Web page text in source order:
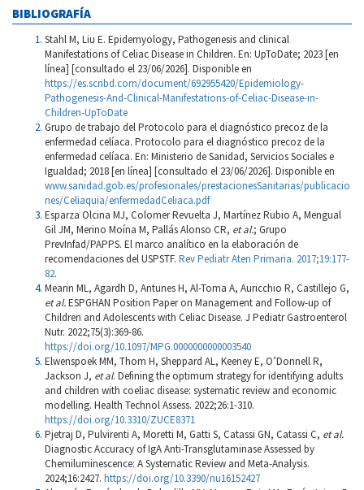
BIBLIOGRAFÍA
Stahl M, Liu E. Epidemyology, Pathogenesis and clinical
Manifestations of Celiac Disease in Children. En: UpToDate; 2023 [en
línea] [consultado el 23/06/2026]. Disponible en
https://es.scribd.com/document/692955420/Epidemiology-
Pathogenesis-And-Clinical-Manifestations-of-Celiac-Disease-in-
Children-UpToDate
Grupo de trabajo del Protocolo para el diagnóstico precoz de la
enfermedad celíaca. Protocolo para el diagnóstico precoz de la
enfermedad celíaca. En: Ministerio de Sanidad, Servicios Sociales e
Igualdad; 2018 [en línea] [consultado el 23/06/2026]. Disponible en
www.sanidad.gob.es/profesionales/prestacionesSanitarias/publicacio
nes/Celiaquia/enfermedadCeliaca.pdf
Esparza Olcina MJ, Colomer Revuelta J, Martínez Rubio A, Mengual
Gil JM, Merino Moína M, Pallás Alonso CR, et al.; Grupo
PrevInfad/PAPPS. El marco analítico en la elaboración de
recomendaciones del USPSTF. Rev Pediatr Aten Primaria. 2017;19:177-
82.
Mearin ML, Agardh D, Antunes H, Al-Toma A, Auricchio R, Castillejo G,
et al.ESPGHAN Position Paper on Management and Follow-up of
Children and Adolescents with Celiac Disease. J Pediatr Gastroenterol
Nutr. 2022;75(3):369-86.
https://doi.org/10.1097/MPG.0000000000003540
Elwenspoek MM, Thom H, Sheppard AL, Keeney E, O’Donnell R,
Jackson J, et al. Defining the optimum strategy for identifying adults
and children with coeliac disease: systematic review and economic
modelling. Health Technol Assess. 2022;26:1-310.
https://doi.org/10.3310/ZUCE8371
Pjetraj D, Pulvirenti A, Moretti M, Gatti S, Catassi GN, Catassi C, et al.
Diagnostic Accuracy of IgA Anti-Transglutaminase Assessed by
Chemiluminescence: A Systematic Review and Meta-Analysis.
2024;16:2427. https://doi.org/10.3390/nu16152427